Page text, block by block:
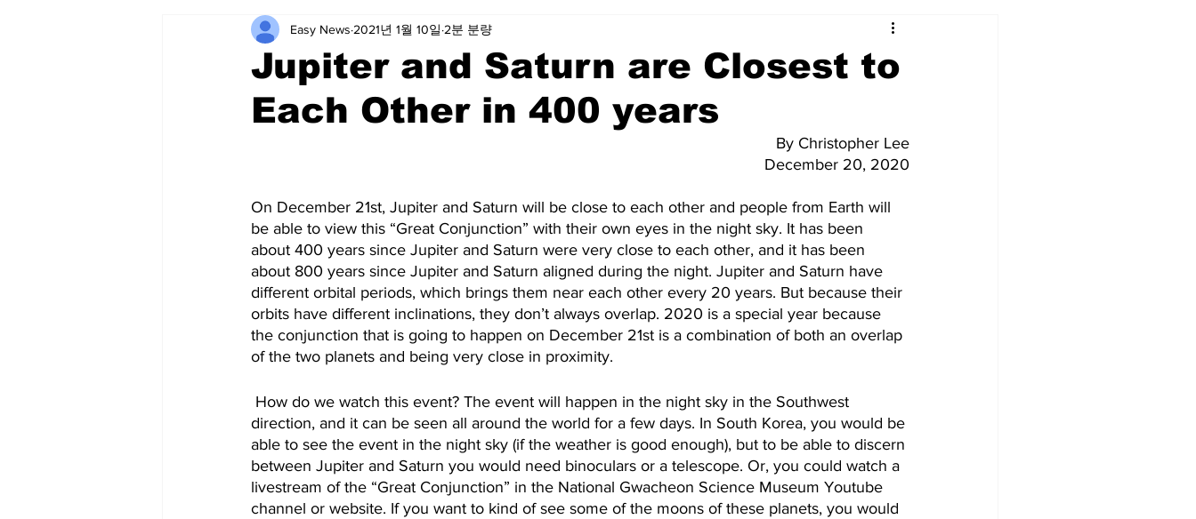
Jupiter and Saturn are Closest to
Each Other in 400 years
Easy News 2021년 1월 10일 2분 분량
By Christopher Lee
December 20, 2020
On December 21st, Jupiter and Saturn will be close to each other and people from Earth will
be able to view this “Great Conjunction” with their own eyes in the night sky. It has been
about 400 years since Jupiter and Saturn were very close to each other, and it has been
about 800 years since Jupiter and Saturn aligned during the night. Jupiter and Saturn have
different orbital periods, which brings them near each other every 20 years. But because their
orbits have different inclinations, they don’t always overlap. 2020 is a special year because
the conjunction that is going to happen on December 21st is a combination of both an overlap
of the two planets and being very close in proximity.
How do we watch this event? The event will happen in the night sky in the Southwest
direction, and it can be seen all around the world for a few days. In South Korea, you would be
able to see the event in the night sky (if the weather is good enough), but to be able to discern
between Jupiter and Saturn you would need binoculars or a telescope. Or, you could watch a
livestream of the “Great Conjunction” in the National Gwacheon Science Museum Youtube
channel or website. If you want to kind of see some of the moons of these planets, you would